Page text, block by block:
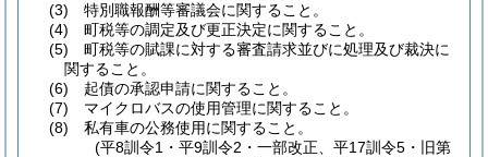
(3)
特別職報酬等審議会に関すること。
(4)
町税等の調定及び更正決定に関すること。
(5)
町税等の賦課に対する審査請求並びに処理及び裁決に
関すること。
(6)
起債の承認申請に関すること。
(7)
マイクロバスの使用管理に関すること。
(8)
私有車の公務使用に関すること。
(平8訓令1・平9訓令2・一部改正、平17訓令5・旧第